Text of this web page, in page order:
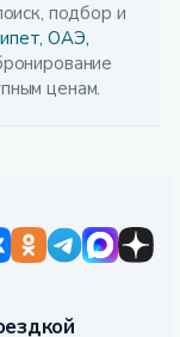
подбор и
ОАЭ,
ценам.